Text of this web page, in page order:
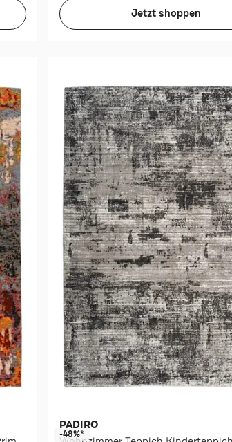
Jetzt shoppen
PADIRO
-48%*